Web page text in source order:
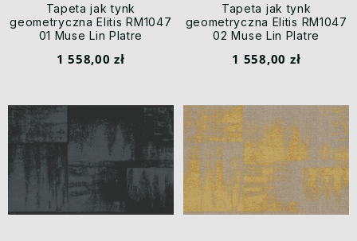
Tapeta jak tynk
geometryczna Elitis RM1047
01 Muse Lin Platre
1 558,00 zł
Tapeta jak tynk
geometryczna Elitis RM1047
02 Muse Lin Platre
1 558,00 zł